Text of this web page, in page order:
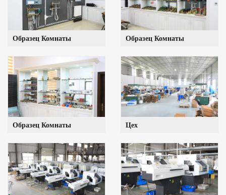
Образец Комнаты Образец Комнаты
Образец Комнаты Цех